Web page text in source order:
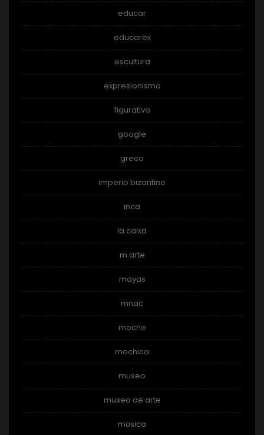
educar
educarex
escultura
expresionismo
figurativo
google
greco
imperio bizantino
inca
la caixa
m arte
mayas
mnac
moche
mochica
museo
museo de arte
música